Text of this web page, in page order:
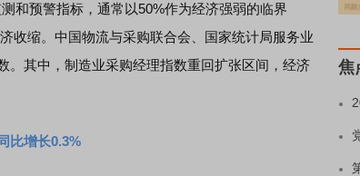
预警指标，通常以50%作为经济强弱的临界
收缩。中国物流与采购联合会、国家统计局服务业
。其中，制造业采购经理指数重回扩张区间，经济
比增长0.3%
焦